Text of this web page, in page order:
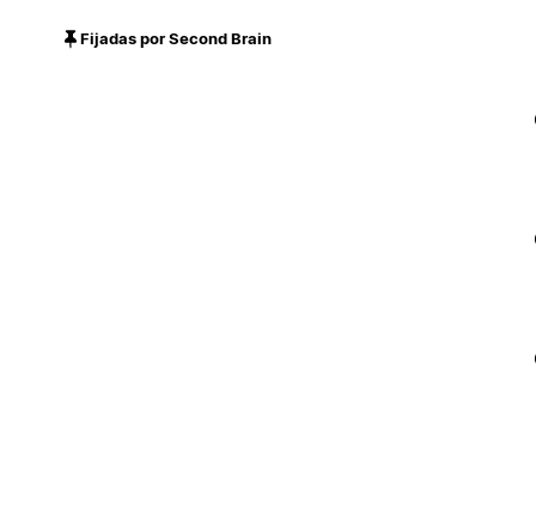
Fijadas por Second Brain